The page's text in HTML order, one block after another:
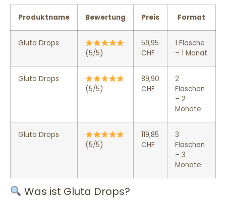
Produktname Bewertung Preis Format
Gluta Drops
(5/5)
59,95
CHF
1 Flasche
– 1 Monat
Gluta Drops
(5/5)
89,90
CHF
2
Flaschen
– 2
Monate
Gluta Drops
(5/5)
119,85
CHF
3
Flaschen
– 3
Monate
Was ist Gluta Drops?